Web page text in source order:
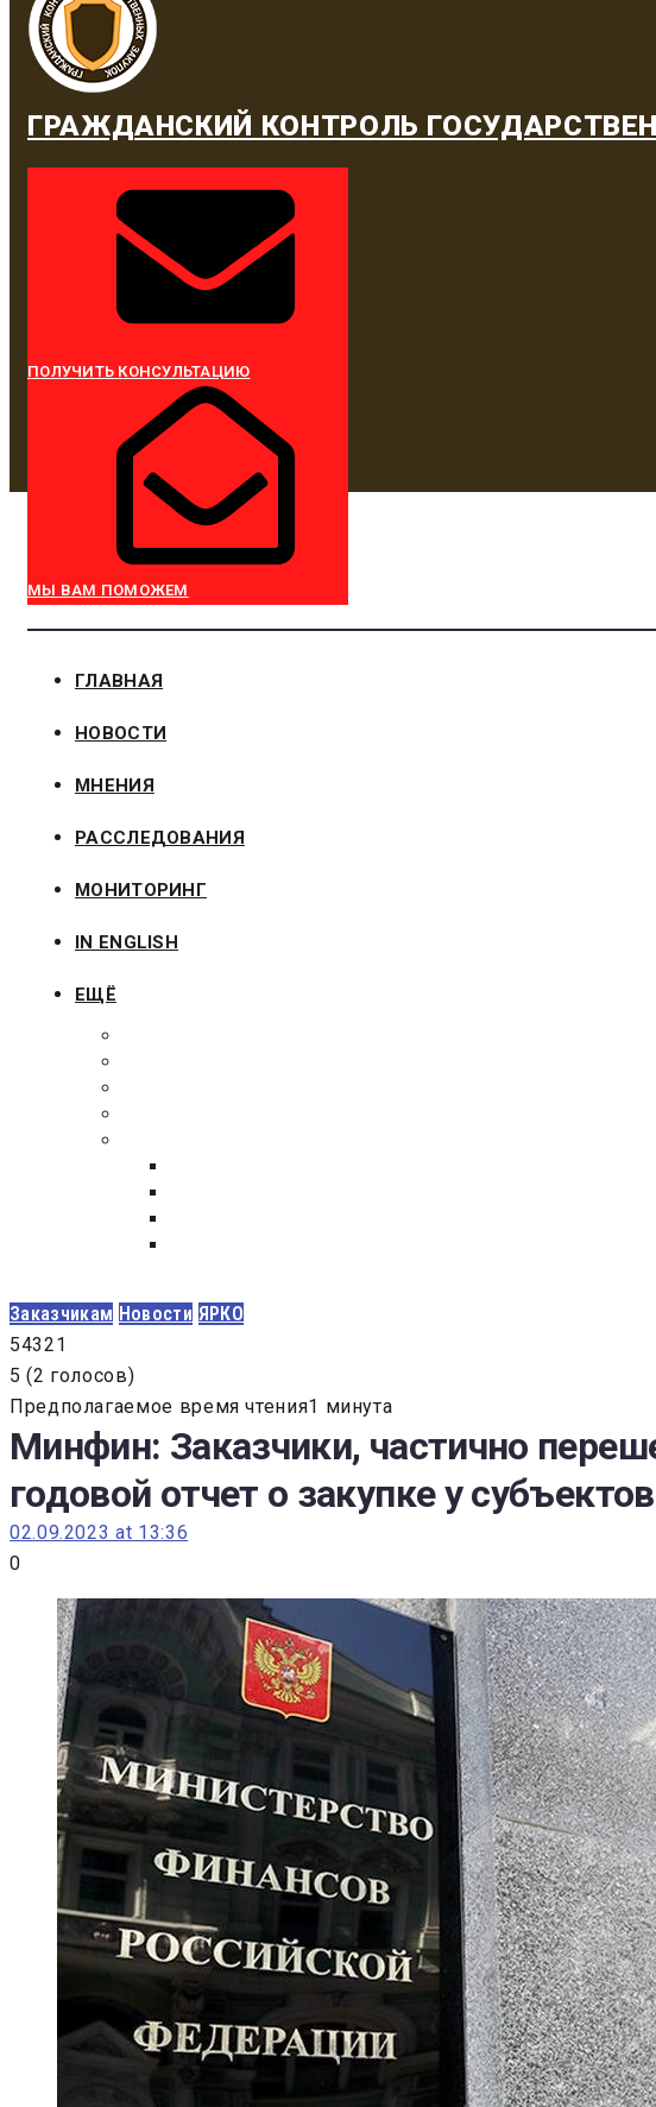
ГРАЖДАНСКИЙ КОНТРОЛЬ
ПОЛУЧИТЬ КОНСУЛЬТАЦИЮ
МЫ ВАМ ПОМОЖЕМ
ГЛАВНАЯ
НОВОСТИ
МНЕНИЯ
РАССЛЕДОВАНИЯ
МОНИТОРИНГ
IN ENGLISH
ЕЩЁ
Заказчикам Новости ЯРКО
54321
5 (2 голосов)
Предполагаемое время чтения1 минута
Минфин: Заказчики, частично
годовой отчет о закупке у
02.09.2023 at 13:36
0